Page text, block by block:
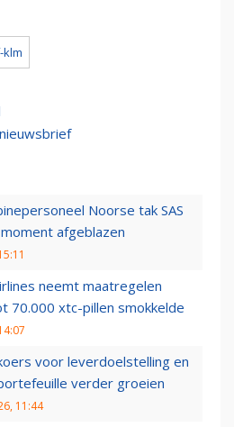
klm
Noorse tak SAS
afgeblazen
neemt maatregelen
70.000 xtc-pillen smokkelde
voor leverdoelstelling en
verder groeien
11:44